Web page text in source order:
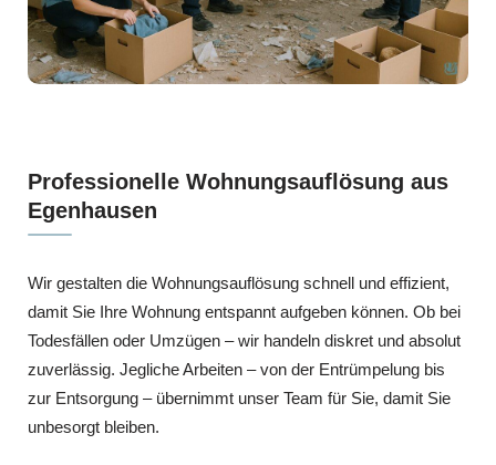
Professionelle Wohnungsauflösung aus
Egenhausen
Wir gestalten die Wohnungsauflösung schnell und effizient,
damit Sie Ihre Wohnung entspannt aufgeben können. Ob bei
Todesfällen oder Umzügen – wir handeln diskret und absolut
zuverlässig. Jegliche Arbeiten – von der Entrümpelung bis
zur Entsorgung – übernimmt unser Team für Sie, damit Sie
unbesorgt bleiben.